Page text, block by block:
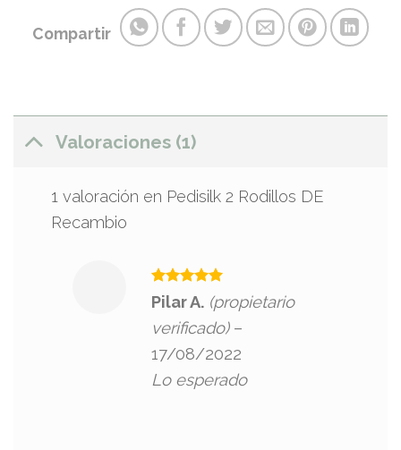
Compartir
Valoraciones (1)
1 valoración en Pedisilk 2 Rodillos DE
Recambio
Valorado
con5 de 5
Pilar A. (propietario
verificado) –
17/08/2022
Lo esperado